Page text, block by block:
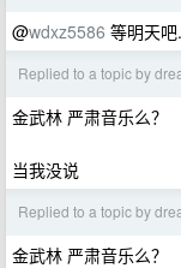
@wdxz5586 等明天
Replied to a topic by
金武林 严肃音乐么？
当我没说
Replied to a topic by
金武林 严肃音乐么？